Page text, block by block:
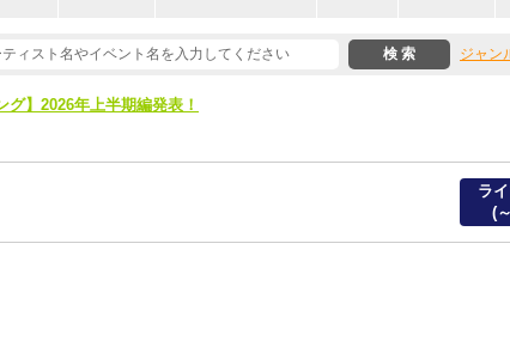
ジャン
ェス情報はここから！
グ】2026年上半期編発表！
】2026年上半期編発表！
ラ
(